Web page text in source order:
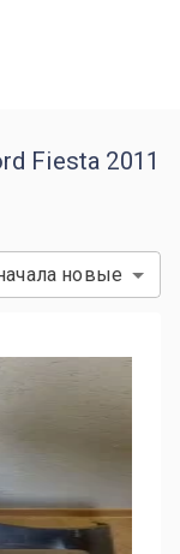
Fiesta 2011
новые